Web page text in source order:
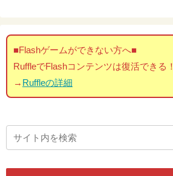
■Flashゲームができない方へ■
RuffleでFlashコンテンツは復活できる！
→ Ruffleの詳細